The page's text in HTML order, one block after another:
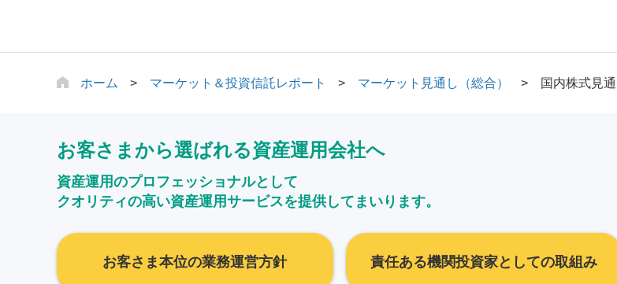
ホーム マーケット＆投資信託レポート マーケット見通し（総合） 国内株式見
お客さまから選ばれる資産運用会社へ
資産運用のプロフェッショナルとして
クオリティの高い資産運用サービスを提供してまいります。
お客さま本位の業務運営方針 責任ある機関投資家としての取組み